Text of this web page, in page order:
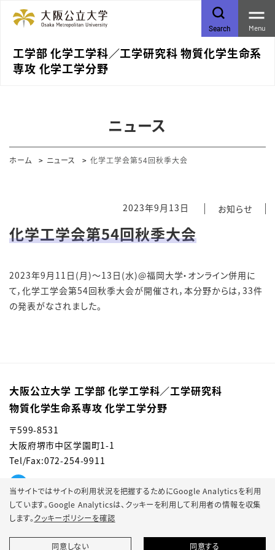
工学部 化学工学科／⼯学研究科 物質化学⽣命系
専攻 化学⼯学分野
Search Menu
ニュース
ホーム ニュース 化学工学会第54回秋季大会
2023年9月13日 お知らせ
化学工学会第54回秋季大会
2023年9月11日(月)～13日(水)@福岡大学・オンライン併用に
て，化学工学会第54回秋季大会が開催され，本分野からは，33件
の発表がなされました。
当サイトではサイトの利用状況を把握するためにGoogle Analyticsを利用
しています。Google Analyticsは、 クッキーを利用して利用者の情報を収集
します。クッキーポリシーを確認
同意しない 同意する
大阪公立大学 工学部 化学工学科／⼯学研究科
物質化学⽣命系専攻 化学⼯学分野
〒599-8531
大阪府堺市中区学園町1-1
Tel/Fax:072-254-9911